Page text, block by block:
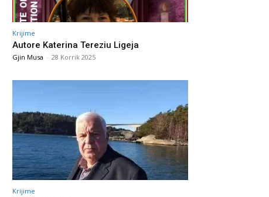
Krijime
Autore Katerina Tereziu Ligeja
Gjin Musa - 28 Korrik 2025
Krijime